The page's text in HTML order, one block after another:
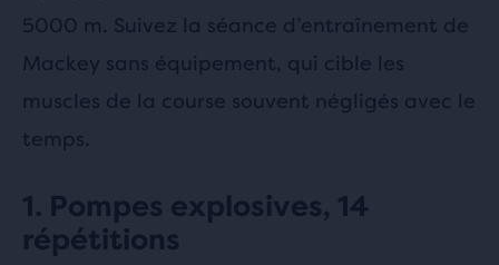
5000 m. Suivez la séance d’entraînement de
Mackey sans équipement, qui cible les
muscles de la course souvent négligés avec le
temps.
1. Pompes explosives, 14
répétitions